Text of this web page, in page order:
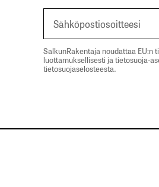
SalkunRakentaja noudattaa EU:n
luottamuksellisesti ja tietosuoja-
tietosuojaselosteesta.